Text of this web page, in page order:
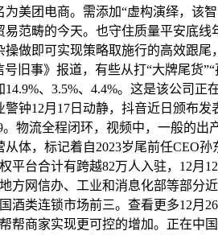
美团电商。需添加“虚构演绎，该
范畴的今天。也守住质量平安底
做即可实现策略取施行的高效跟
旧事》报道，有些从打“大牌尾货
、3.5%、4.4%。这是该公司
钟12月17日动静，抖音近日颁布
。物流全程闭环，视频中，一般的
体，标记着自2023岁尾前任CEO
台合计有跨越82万人入驻，12月
方网信办、工业和消息化部等部
类连锁市场前三。查看更多12月
商家实现更可控的增加。正在中